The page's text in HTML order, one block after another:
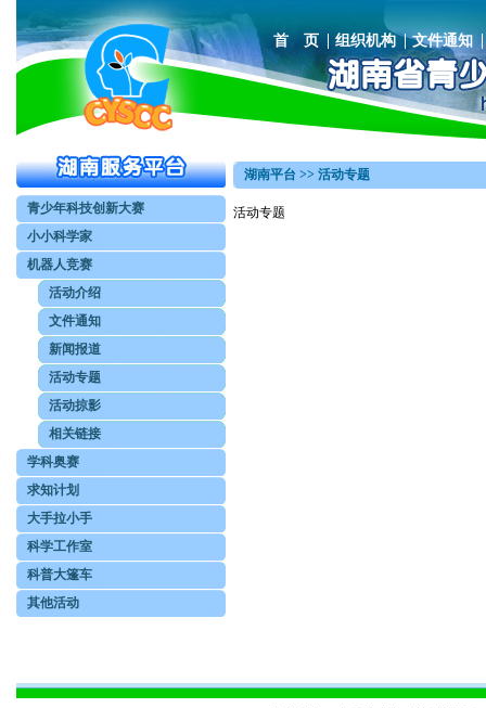
首 页 组织机构 文件通知
青少年科技创新大赛
小小科学家
机器人竞赛
活动介绍
文件通知
新闻报道
活动专题
活动掠影
相关链接
学科奥赛
求知计划
大手拉小手
科学工作室
科普大篷车
其他活动
湖南平台 >> 活动专题
活动专题